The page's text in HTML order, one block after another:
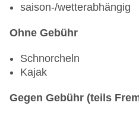
saison-/wetterabhängig
Ohne Gebühr
Schnorcheln
Kajak
Gegen Gebühr (teils